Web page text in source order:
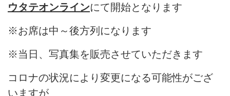
ウタテオンラインにて開始となります
※お席は中～後方列になります
※当日、写真集を販売させていただきます
コロナの状況により変更になる可能性がござ
いますが